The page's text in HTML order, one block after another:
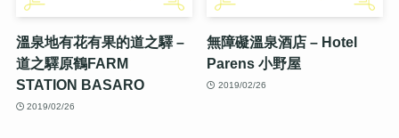
溫泉地有花有果的道之驛 –
道之驛原鶴FARM
STATION BASARO
2019/02/26
無障礙溫泉酒店 – Hotel
Parens 小野屋
2019/02/26